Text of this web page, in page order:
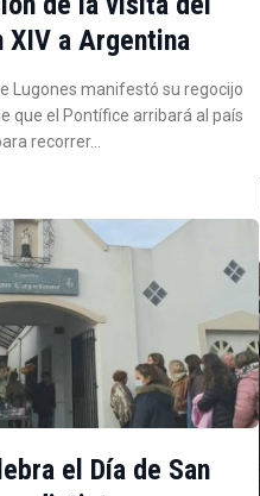
XIV a Argentina
Lugones manifestó su regocijo
que el Pontífice arribará al país
recorrer…
el Día de San